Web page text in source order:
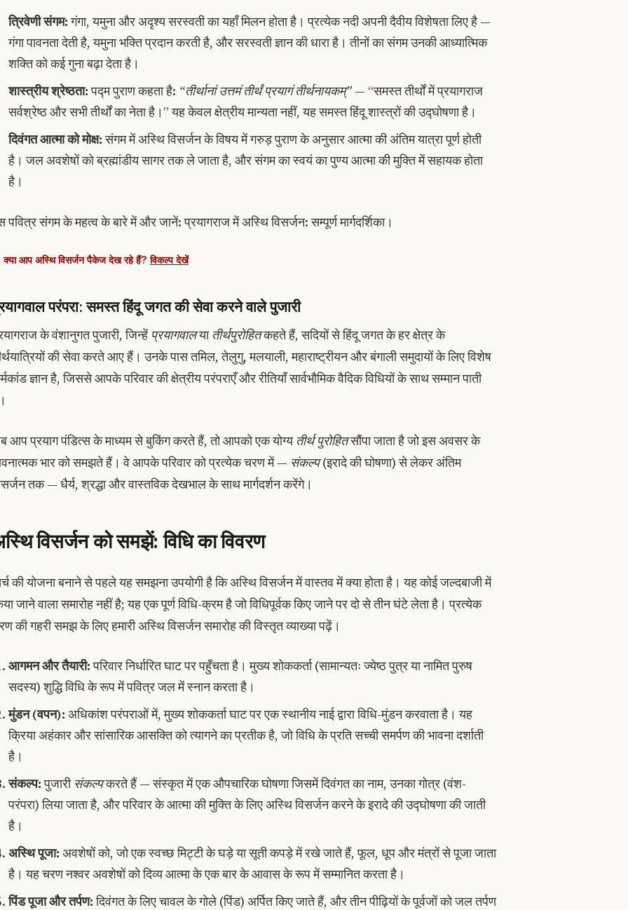
त्रिवेणी संगम:गंगा, यमुना और अदृश्य सरस्वती का यहाँ मिलन होता है। प्रत्येक नदी अपनी दैवीय विशेषता लिए है —
गंगा पावनता देती है, यमुना भक्ति प्रदान करती है, और सरस्वती ज्ञान की धारा है। तीनों का संगम उनकी आध्यात्मिक
शक्ति को कई गुना बढ़ा देता है।
शास्त्रीय श्रेष्ठता:पद्म पुराण कहता है: “तीर्थानां उत्तमं तीर्थं प्रयागं तीर्थनायकम्” — “समस्त तीर्थों में प्रयागराज
सर्वश्रेष्ठ और सभी तीर्थों का नेता है।” यह केवल क्षेत्रीय मान्यता नहीं, यह समस्त हिंदू शास्त्रों की उद्घोषणा है।
दिवंगत आत्मा को मोक्ष:संगम में अस्थि विसर्जन के विषय में गरुड़ पुराण के अनुसार आत्मा की अंतिम यात्रा पूर्ण होती
है। जल अवशेषों को ब्रह्मांडीय सागर तक ले जाता है, और संगम का स्वयं का पुण्य आत्मा की मुक्ति में सहायक होता
है।
पवित्र संगम के महत्व के बारे में और जानें: प्रयागराज में अस्थि विसर्जन: सम्पूर्ण मार्गदर्शिका।
आप अस्थि विसर्जन पैकेज देख रहे हैं?विकल्प देखें
परंपरा: समस्त हिंदू जगत की सेवा करने वाले पुजारी
के वंशानुगत पुजारी, जिन्हें प्रयागवालया तीर्थपुरोहितकहते हैं, सदियों से हिंदू जगत के हर क्षेत्र के
की सेवा करते आए हैं। उनके पास तमिल, तेलुगु, मलयाली, महाराष्ट्रीयन और बंगाली समुदायों के लिए विशेष
ज्ञान है, जिससे आपके परिवार की क्षेत्रीय परंपराएँ और रीतियाँ सार्वभौमिक वैदिक विधियों के साथ सम्मान पाती
आप प्रयाग पंडित्स के माध्यम से बुकिंग करते हैं, तो आपको एक योग्य तीर्थ पुरोहितसौंपा जाता है जो इस अवसर के
भार को समझते हैं। वे आपके परिवार को प्रत्येक चरण में — संकल्प(इरादे की घोषणा) से लेकर अंतिम
तक — धैर्य, श्रद्धा और वास्तविक देखभाल के साथ मार्गदर्शन करेंगे।
विसर्जन को समझें: विधि का विवरण
की योजना बनाने से पहले यह समझना उपयोगी है कि अस्थि विसर्जन में वास्तव में क्या होता है। यह कोई जल्दबाजी में
जाने वाला समारोह नहीं है; यह एक पूर्ण विधि-क्रम है जो विधिपूर्वक किए जाने पर दो से तीन घंटे लेता है। प्रत्येक
की गहरी समझ के लिए हमारी अस्थि विसर्जन समारोह की विस्तृत व्याख्या पढ़ें।
आगमन और तैयारी:परिवार निर्धारित घाट पर पहुँचता है। मुख्य शोककर्ता (सामान्यतः ज्येष्ठ पुत्र या नामित पुरुष
सदस्य) शुद्धि विधि के रूप में पवित्र जल में स्नान करता है।
मुंडन (वपन): अधिकांश परंपराओं में, मुख्य शोककर्ता घाट पर एक स्थानीय नाई द्वारा विधि-मुंडन करवाता है। यह
क्रिया अहंकार और सांसारिक आसक्ति को त्यागने का प्रतीक है, जो विधि के प्रति सच्ची समर्पण की भावना दर्शाती
है।
संकल्प:पुजारी संकल्पकरते हैं — संस्कृत में एक औपचारिक घोषणा जिसमें दिवंगत का नाम, उनका गोत्र (वंश-
परंपरा) लिया जाता है, और परिवार के आत्मा की मुक्ति के लिए अस्थि विसर्जन करने के इरादे की उद्घोषणा की जाती
है।
अस्थि पूजा: अवशेषों को, जो एक स्वच्छ मिट्टी के घड़े या सूती कपड़े में रखे जाते हैं, फूल, धूप और मंत्रों से पूजा जाता
है। यह चरण नश्वर अवशेषों को दिव्य आत्मा के एक बार के आवास के रूप में सम्मानित करता है।
पिंड पूजा और तर्पण:दिवंगत के लिए चावल के गोले (पिंड) अर्पित किए जाते हैं, और तीन पीढ़ियों के पूर्वजों को जल तर्पण